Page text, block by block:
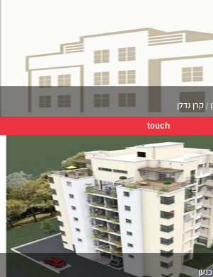
/ קרן נדלן
touch